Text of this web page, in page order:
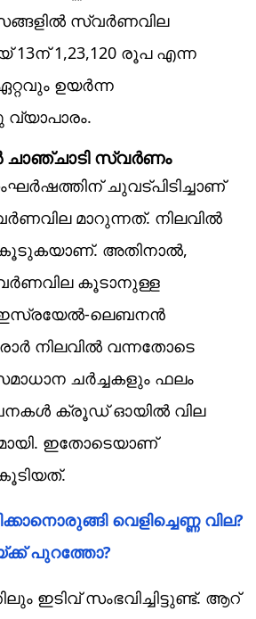
സ്വർണവില
13ന് 1,23,120 രൂപ എന്ന
ഉയർന്ന
വ്യാപാരം.
ചാഞ്ചാടി സ്വർണം
ചുവട്പിടിച്ചാണ്
മാറുന്നത്. നിലവിൽ
കൂടുകയാണ്. അതിനാൽ,
കൂടാനുള്ള
ലെബനൻ
നിലവിൽ വന്നതോടെ
ചർച്ചകളും ഫലം
ക്രൂഡ് ഓയിൽ വില
ഇതോടെയാണ്
വെളിച്ചെണ്ണ വില?
പുറത്തോ?
ഇടിവ് സംഭവിച്ചിട്ടുണ്ട്. ആറ്